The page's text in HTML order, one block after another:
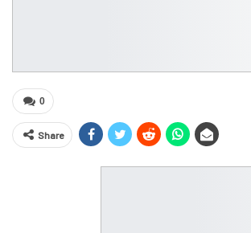
0
Share